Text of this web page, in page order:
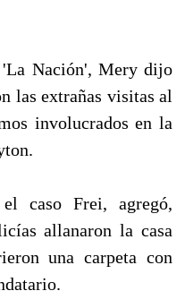
Nación', Mery dijo
las extrañas visitas al
involucrados en la
caso Frei, agregó,
allanaron la casa
una carpeta con